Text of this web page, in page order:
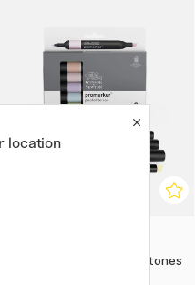
ProMarker 6er-Set Pastel tones
location